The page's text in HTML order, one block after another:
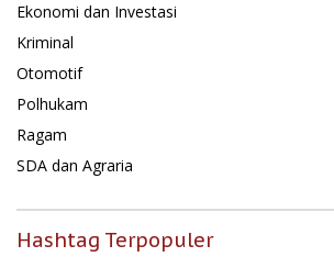
Ekonomi dan Investasi
Kriminal
Otomotif
Polhukam
Ragam
SDA dan Agraria
Hashtag Terpopuler